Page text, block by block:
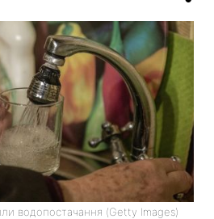
водопостачання (Getty Images)